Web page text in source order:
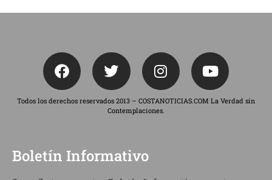
Todos los derechos reservados 2013 – COSTANOTICIAS.COM La Verdad sin
Contemplaciones.
Boletín Informativo